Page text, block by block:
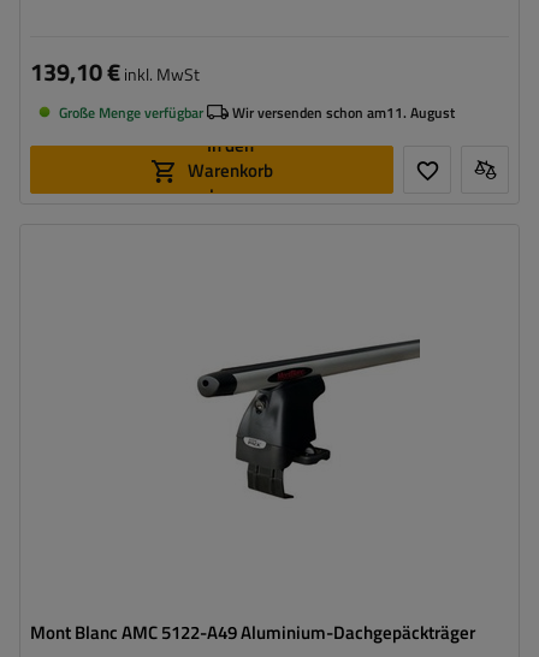
139,10 €inkl. MwSt
Große Menge verfügbar Wir versenden schon am11. August
In den
Warenkorb
legen
Mont Blanc AMC 5122-A49 Aluminium-Dachgepäckträger